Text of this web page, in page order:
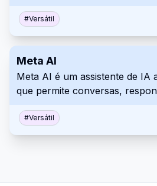
necessidade de competências
#Versátil
Meta AI
Meta AI é um assistente de IA
que permite conversas,
plataformas.
#Versátil